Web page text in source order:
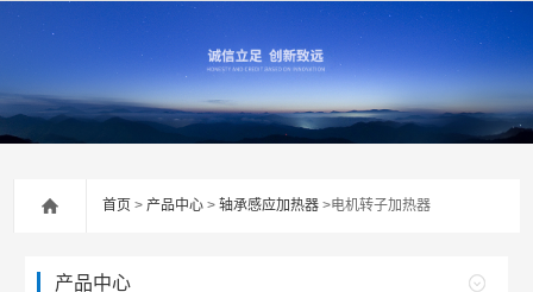
首页 >产品中心 >轴承感应加热器 >电机转子加热器
产品中心